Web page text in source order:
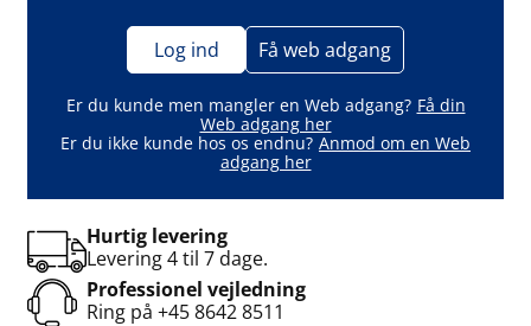
Log ind Få web adgang
Er du kunde men mangler en Web adgang? Få din
Web adgang her
Er du ikke kunde hos os endnu? Anmod om en Web
adgang her
Hurtig levering
Levering 4 til 7 dage.
Professionel vejledning
Ring på +45 8642 8511